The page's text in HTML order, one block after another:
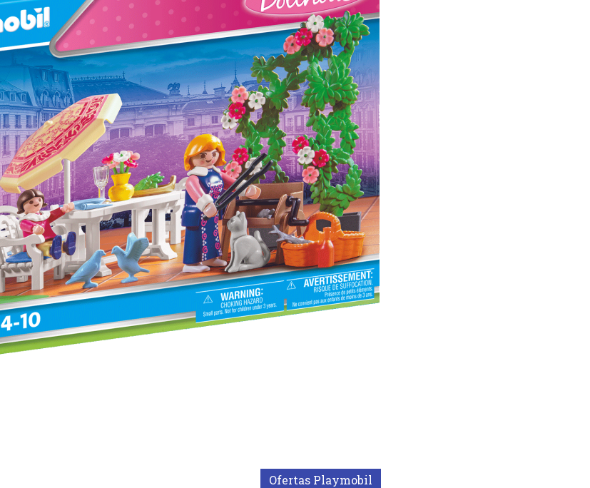
Ofertas Playmobil